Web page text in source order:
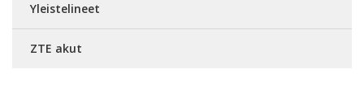
Yleistelineet
ZTE akut